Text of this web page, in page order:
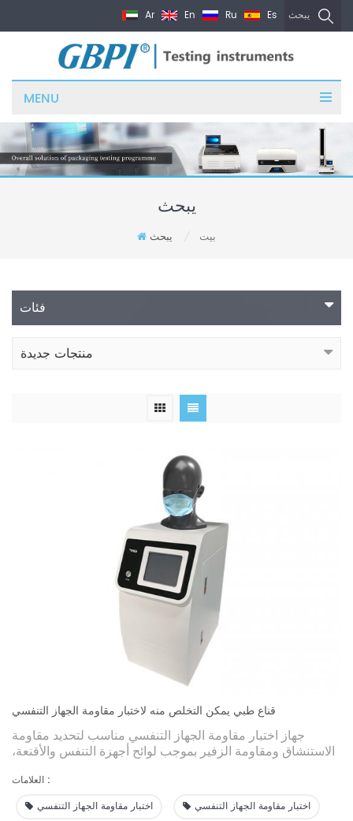
يبحث Ar En Ru Es
MENU
يبحث
بيت يبحث
فئات
منتجات جديدة
قناع طبي يمكن التخلص منه لاختبار مقاومة الجهاز التنفسي
جهاز اختبار مقاومة الجهاز التنفسي مناسب لتحديد مقاومة
الاستنشاق ومقاومة الزفير بموجب لوائح أجهزة التنفس والأقنعة،
العلامات :
اختبار مقاومة الجهاز التنفسي
اختبار مقاومة الجهاز التنفسي